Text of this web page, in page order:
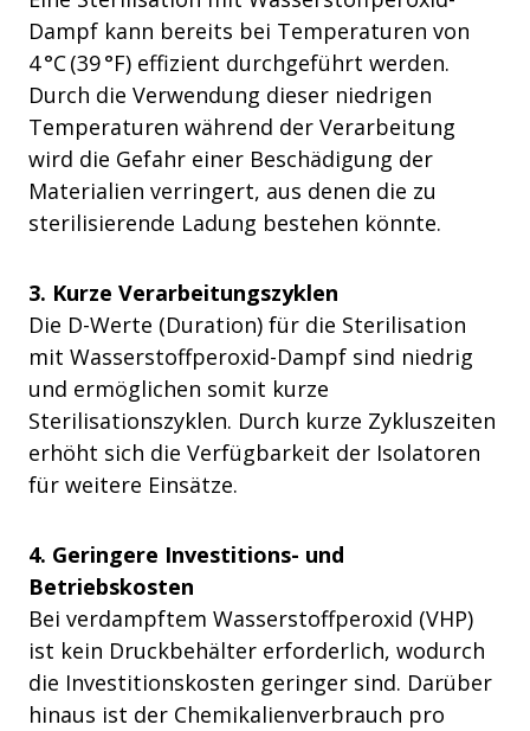
Dampf kann bereits bei Temperaturen von
4 °C (39 °F) effizient durchgeführt werden.
Durch die Verwendung dieser niedrigen
Temperaturen während der Verarbeitung
wird die Gefahr einer Beschädigung der
Materialien verringert, aus denen die zu
sterilisierende Ladung bestehen könnte.
3. Kurze Verarbeitungszyklen
Die D-Werte (Duration) für die Sterilisation
mit Wasserstoffperoxid-Dampf sind niedrig
und ermöglichen somit kurze
Sterilisationszyklen. Durch kurze Zykluszeiten
erhöht sich die Verfügbarkeit der Isolatoren
für weitere Einsätze.
4. Geringere Investitions- und
Betriebskosten
Bei verdampftem Wasserstoffperoxid (VHP)
ist kein Druckbehälter erforderlich, wodurch
die Investitionskosten geringer sind. Darüber
hinaus ist der Chemikalienverbrauch pro